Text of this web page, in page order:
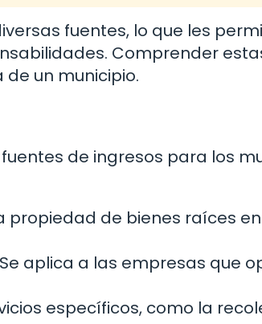
fuentes, lo que les
Comprender
un municipio.
de ingresos para los
propiedad de bienes raíces
Se aplica a las empresas que
específicos, como la